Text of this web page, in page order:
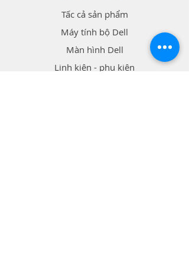
Tấc cả sản phẩm
Máy tính bộ Dell
Màn hình Dell
Linh kiện - phụ kiện